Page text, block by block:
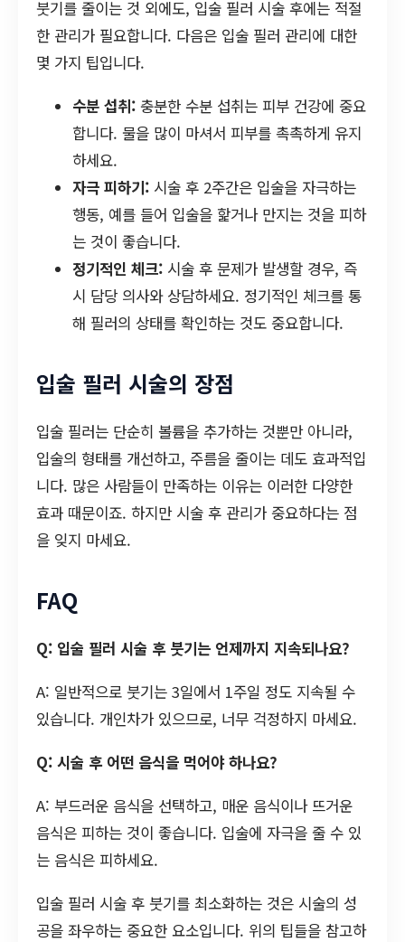
붓기를 줄이는 것 외에도, 입술 필러 시술 후에는 적절
한 관리가 필요합니다. 다음은 입술 필러 관리에 대한
몇 가지 팁입니다.
수분 섭취: 충분한 수분 섭취는 피부 건강에 중요
합니다. 물을 많이 마셔서 피부를 촉촉하게 유지
하세요.
자극 피하기: 시술 후 2주간은 입술을 자극하는
행동, 예를 들어 입술을 핥거나 만지는 것을 피하
는 것이 좋습니다.
정기적인 체크: 시술 후 문제가 발생할 경우, 즉
시 담당 의사와 상담하세요. 정기적인 체크를 통
해 필러의 상태를 확인하는 것도 중요합니다.
입술 필러 시술의 장점
입술 필러는 단순히 볼륨을 추가하는 것뿐만 아니라,
입술의 형태를 개선하고, 주름을 줄이는 데도 효과적입
니다. 많은 사람들이 만족하는 이유는 이러한 다양한
효과 때문이죠. 하지만 시술 후 관리가 중요하다는 점
을 잊지 마세요.
FAQ
Q: 입술 필러 시술 후 붓기는 언제까지 지속되나요?
A: 일반적으로 붓기는 3일에서 1주일 정도 지속될 수
있습니다. 개인차가 있으므로, 너무 걱정하지 마세요.
Q: 시술 후 어떤 음식을 먹어야 하나요?
A: 부드러운 음식을 선택하고, 매운 음식이나 뜨거운
음식은 피하는 것이 좋습니다. 입술에 자극을 줄 수 있
는 음식은 피하세요.
입술 필러 시술 후 붓기를 최소화하는 것은 시술의 성
공을 좌우하는 중요한 요소입니다. 위의 팁들을 참고하